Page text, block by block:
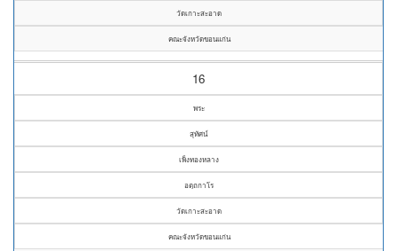
วัดเกาะสะอาด
คณะจังหวัดขอนแก่น
16
พระ
สุทัศน์
เพ็งทองหลาง
อตฺถกาโร
วัดเกาะสะอาด
คณะจังหวัดขอนแก่น